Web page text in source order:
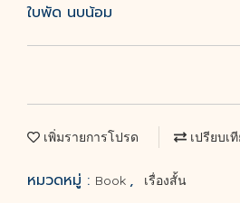
ใบพัด นบน้อม
เพิ่มรายการโปรด เปรียบเ
หมวดหมู่ : Book , เรื่องสั้น